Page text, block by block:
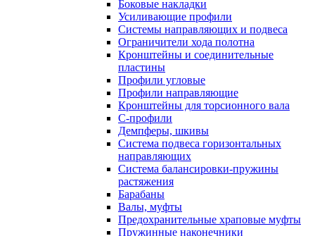
Боковые накладки
Усиливающие профили
Системы направляющих и подвеса
Ограничители хода полотна
Кронштейны и соединительные
пластины
Профили угловые
Профили направляющие
Кронштейны для торсионного вала
С-профили
Демпферы, шкивы
Система подвеса горизонтальных
направляющих
Система балансировки-пружины
растяжения
Барабаны
Валы, муфты
Предохранительные храповые муфты
Пружинные наконечники